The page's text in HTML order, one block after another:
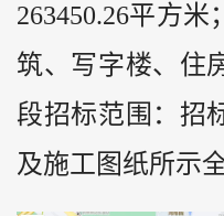
263450.26平方
筑、写字楼、住
段招标范围：招
及施工图纸所示